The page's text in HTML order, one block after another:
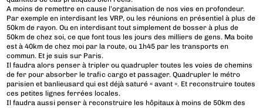
A moins de remettre en cause l’organisation de nos vies en profondeur.
Par exemple en interdisant les VRP, ou les réunions en présentiel à plus de
50km de rayon. Ou en interdisant tout simplement de bosser à plus de
50km de chez soi, ce que font tous les jours des milliers de gens. Ma boite
est à 40km de chez moi par la route, ou 1h45 par les transports en
commun. Et je suis sur Paris.
Il faudra alors penser à tripler ou quadrupler toutes les voies de chemins
de fer pour absorber le trafic cargo et passager. Quadrupler le métro
parisien et banlieusard qui est déjà saturé « avant ». Et reconstruire toutes
ces petites lignes ferrées locales.
Il faudra aussi penser à reconstruire les hôpitaux à moins de 50km des